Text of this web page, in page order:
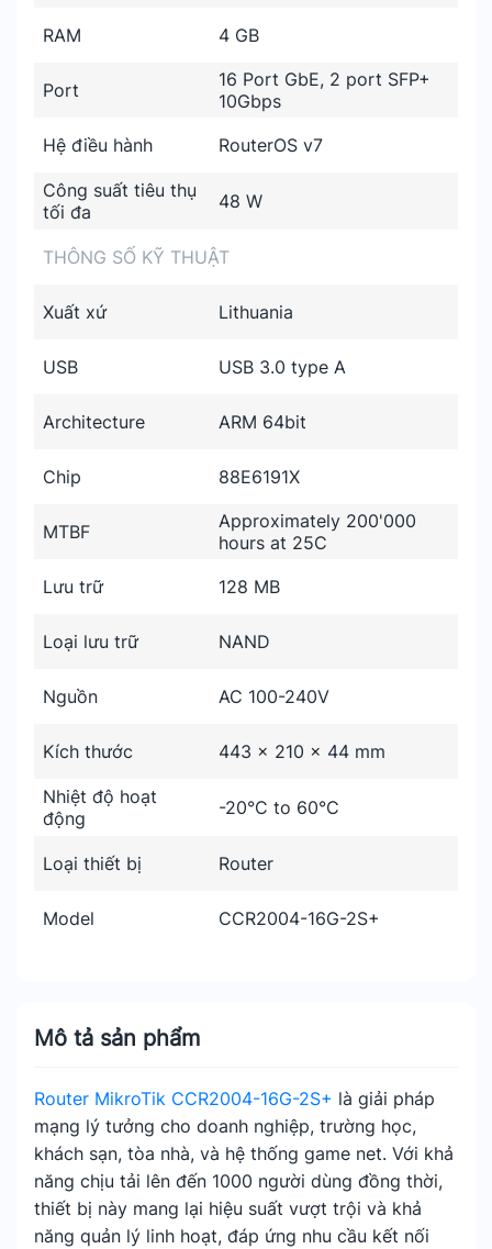
Mô tả sản phẩm
Router MikroTik CCR2004-16G-2S+ là giải pháp
mạng lý tưởng cho doanh nghiệp, trường học,
khách sạn, tòa nhà, và hệ thống game net. Với khả
năng chịu tải lên đến 1000 người dùng đồng thời,
thiết bị này mang lại hiệu suất vượt trội và khả
năng quản lý linh hoạt, đáp ứng nhu cầu kết nối
RAM 4 GB
Port
16 Port GbE, 2 port SFP+
10Gbps
Hệ điều hành
RouterOS v7
Công suất tiêu thụ
tối đa
48 W
THÔNG SỐ KỸ THUẬT
Xuất xứ Lithuania
USB USB 3.0 type A
Architecture ARM 64bit
Chip 88E6191X
MTBF
Approximately 200'000
hours at 25C
Lưu trữ
128 MB
Loại lưu trữ NAND
Nguồn AC 100-240V
Kích thước 443 x 210 x 44 mm
Nhiệt độ hoạt
động
-20°C to 60°C
Loại thiết bị Router
Model CCR2004-16G-2S+